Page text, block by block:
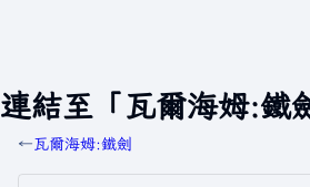
連結至「瓦爾海姆:鐵
←瓦爾海姆:鐵劍